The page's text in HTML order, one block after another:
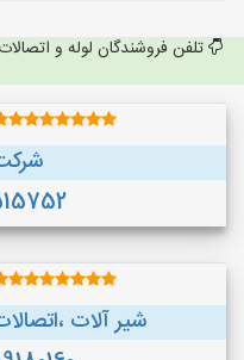
تلفن فروشندگان لوله و
شیر آلات